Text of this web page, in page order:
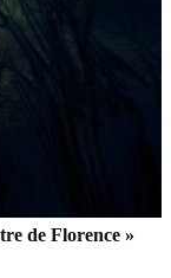
de Florence »